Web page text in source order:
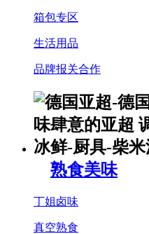
箱包专区
生活用品
品牌报关合作
熟食美味
丁姐卤味
真空熟食